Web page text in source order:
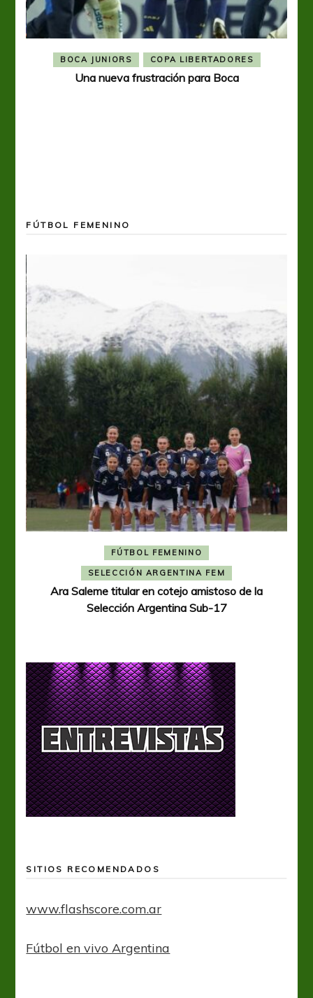
BOCA JUNIORS COPA LIBERTADORES
Una nueva frustración para Boca
FÚTBOL FEMENINO
FÚTBOL FEMENINO
SELECCIÓN ARGENTINA FEM
Ara Saleme titular en cotejo amistoso de la
Selección Argentina Sub-17
SITIOS RECOMENDADOS
www.flashscore.com.ar
Fútbol en vivo Argentina